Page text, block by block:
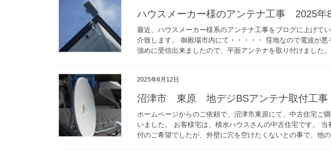
ハウスメーカー様のアンテナ工事 2025年
最近、ハウスメーカー様系のアンテナ工事をブログに上げて
介致します。 御殿場市内にて・・・・・ 窪地なので電波が悪
強めに受信出来ましたので、平面アンテナを取り付けました
2025年6月12日
沼津市 東原 地デジBSアンテナ取付工事
ホームページからのご依頼で、沼津市東原にて、中古住宅ご
いました。 お客様宅は、積水ハウスさんの中古住宅です。 当
付のご希望でしたが、外壁に穴を空けたくないとの事で、他